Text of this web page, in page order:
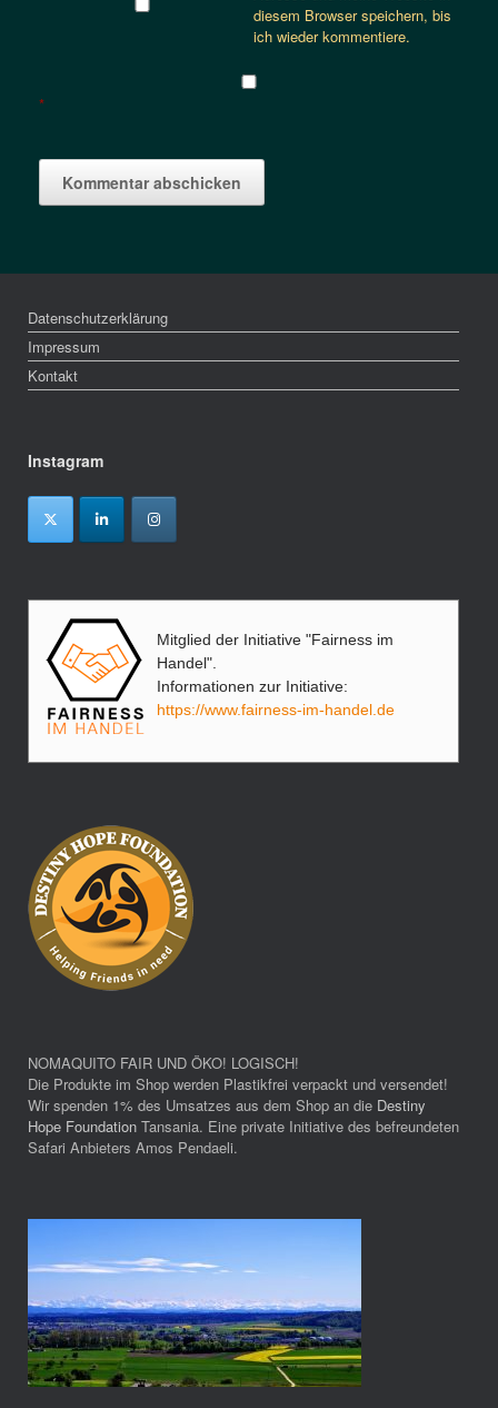
diesem Browser speichern, bis
ich wieder kommentiere.
*
Datenschutzerklärung
Impressum
Kontakt
Instagram
Mitglied der Initiative "Fairness im
Handel".
Informationen zur Initiative:
https://www.fairness-im-handel.de
NOMAQUITO FAIR UND ÖKO! LOGISCH!
Die Produkte im Shop werden Plastikfrei verpackt und versendet!
Wir spenden 1% des Umsatzes aus dem Shop an die Destiny
Hope Foundation Tansania. Eine private Initiative des befreundeten
Safari Anbieters Amos Pendaeli.